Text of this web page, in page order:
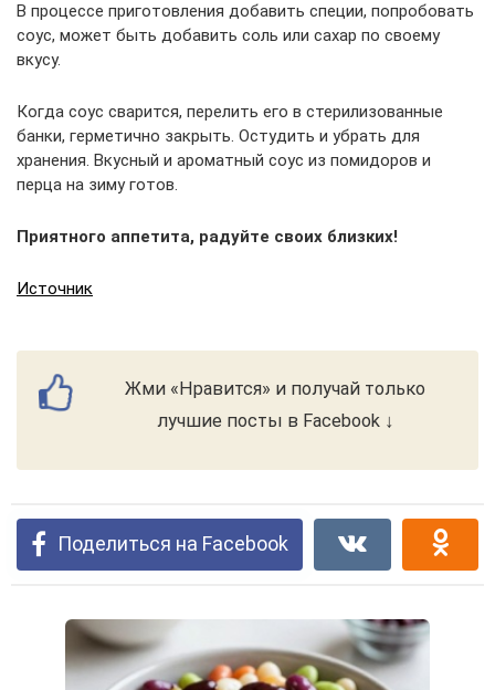
В процессе приготовления добавить специи, попробовать
соус, может быть добавить соль или сахар по своему
вкусу.
Когда соус сварится, перелить его в стерилизованные
банки, герметично закрыть. Остудить и убрать для
хранения. Вкусный и ароматный соус из помидоров и
перца на зиму готов.
Приятного аппетита, радуйте своих близких!
Источник
Жми «Нравится» и получай только
лучшие посты в Facebook ↓
Поделиться на Facebook